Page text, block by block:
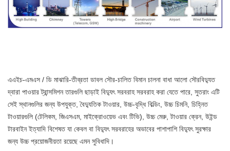
এএইচ-এমএস / ডি মাঝারি-তীব্রতা ডাবল সৌর-চালিত বিমান চালনা বাধা আলো সৌরবিদ্যুত
দ্বারা পাওয়ার ট্রান্সমিশন তারগুলি ছাড়াই বিদ্যুৎ সরবরাহ সরবরাহ করা যেতে পারে, সুতরাং এটি
সেই স্থানগুলির জন্য উপযুক্ত, বৈদ্যুতিক টাওয়ার, উচ্চ-বৃদ্ধি বিল্ডিং, উচ্চ চিমনি, চিহ্নিত
টাওয়ারগুলি (টেলিকম, জিএসএম, মাইক্রোওয়েভ এবং টিভি), উচ্চ মেরু, টাওয়ার ক্রেন, উইন্ড
টারবাইন ইত্যাদি বিশেষত যা কেবল বা বিদ্যুৎ সরবরাহের অভাবের পাশাপাশি বিদ্যুৎ সুরক্ষার
জন্য উচ্চ প্রয়োজনীয়তা রয়েছে এমন সুবিধাদি।